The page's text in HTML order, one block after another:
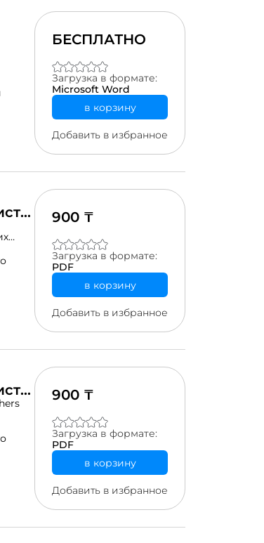
БЕСПЛАТНО
Загрузка в формате:
Microsoft Word
в корзину
Добавить в избранное
900 ₸
Загрузка в формате:
PDF
в корзину
Добавить в избранное
-
в
900 ₸
Загрузка в формате:
PDF
в корзину
Добавить в избранное